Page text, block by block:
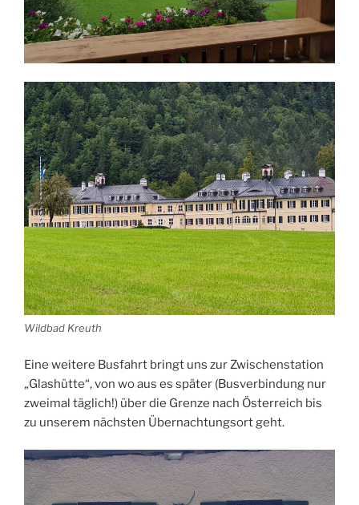
Wildbad Kreuth
Eine weitere Busfahrt bringt uns zur Zwischenstation
„Glashütte“, von wo aus es später (Busverbindung nur
zweimal täglich!) über die Grenze nach Österreich bis
zu unserem nächsten Übernachtungsort geht.